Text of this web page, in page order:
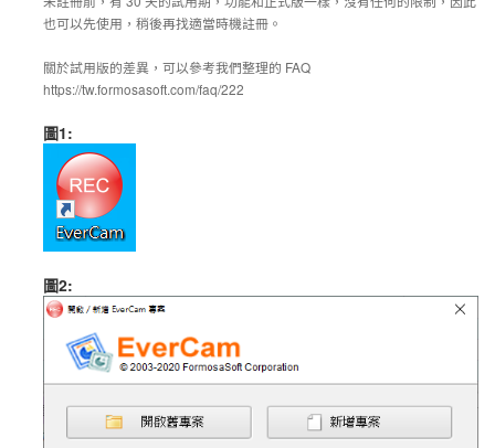
也可以先使用，稍後再找適當時機註冊。
關於試用版的差異，可以參考我們整理的 FAQ
https://tw.formosasoft.com/faq/222
圖1:
圖2: